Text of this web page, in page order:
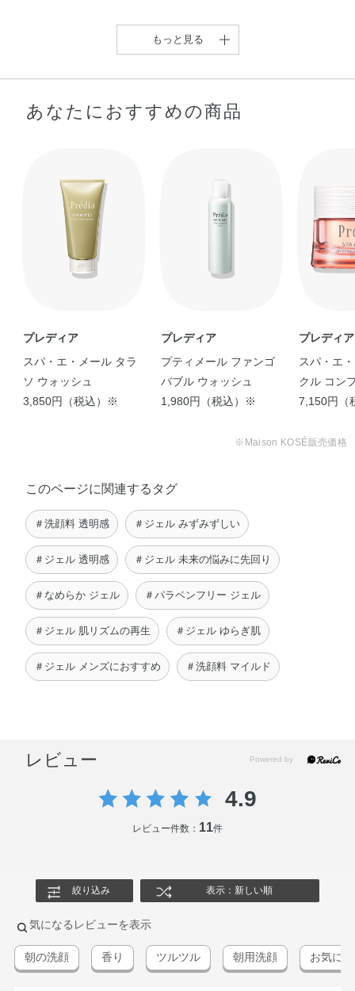
【ミネラル&ハトムギの
洗顔ジェル♡】 …
香りもすっきり、つるす
べ肌目指しませんか …
shiho
日透明感ケア！ …
もっと見る
あなたにおすすめの商品
プレディア
スパ・エ・メール タラ
ソ ウォッシュ
3,850円（税込）※
プレディア
プティメール ファンゴ
バブル ウォッシュ
1,980円（税込）※
プレディア
スパ・エ
クル コン
ム （付け
7,150円（
※Maison KOSÉ販売価格
このページに関連するタグ
＃洗顔料 透明感 ＃ジェル みずみずしい
＃ジェル 透明感 ＃ジェル 未来の悩みに先回り
＃なめらか ジェル ＃パラベンフリー ジェル
＃ジェル 肌リズムの再生 ＃ジェル ゆらぎ肌
＃ジェル メンズにおすすめ ＃洗顔料 マイルド
レビュー
4.9
レビュー件数： 11件
絞り込み 表示：新しい順
気になるレビューを表示
朝の洗顔 香り ツルツル 朝用洗顔 お気に